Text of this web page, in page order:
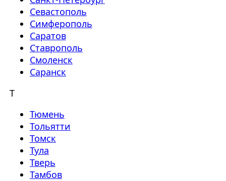
Севастополь
Симферополь
Саратов
Ставрополь
Смоленск
Саранск
Т
Тюмень
Тольятти
Томск
Тула
Тверь
Тамбов